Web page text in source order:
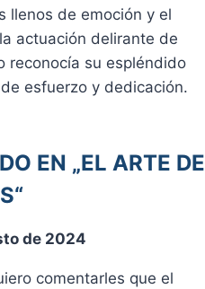
llenos de emoción y el
actuación delirante de
reconocía su espléndido
esfuerzo y dedicación.
EN „EL ARTE DE
de 2024
comentarles que el